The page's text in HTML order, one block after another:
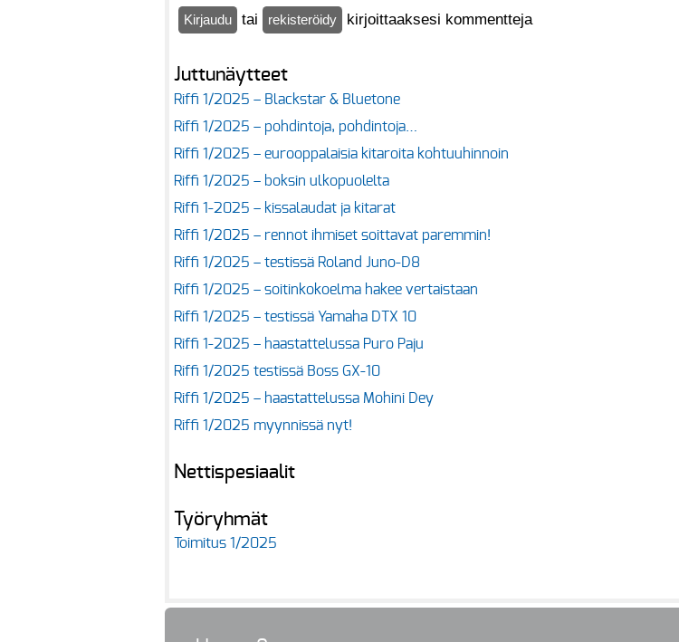
Kirjaudu tai rekisteröidy kirjoittaaksesi kommentteja
Juttunäytteet
Riffi 1/2025 – Blackstar & Bluetone
Riffi 1/2025 – pohdintoja, pohdintoja…
Riffi 1/2025 – eurooppalaisia kitaroita kohtuuhinnoin
Riffi 1/2025 – boksin ulkopuolelta
Riffi 1-2025 – kissalaudat ja kitarat
Riffi 1/2025 – rennot ihmiset soittavat paremmin!
Riffi 1/2025 – testissä Roland Juno-D8
Riffi 1/2025 – soitinkokoelma hakee vertaistaan
Riffi 1/2025 – testissä Yamaha DTX 10
Riffi 1-2025 – haastattelussa Puro Paju
Riffi 1/2025 testissä Boss GX-10
Riffi 1/2025 – haastattelussa Mohini Dey
Riffi 1/2025 myynnissä nyt!
Nettispesiaalit
Työryhmät
Toimitus 1/2025